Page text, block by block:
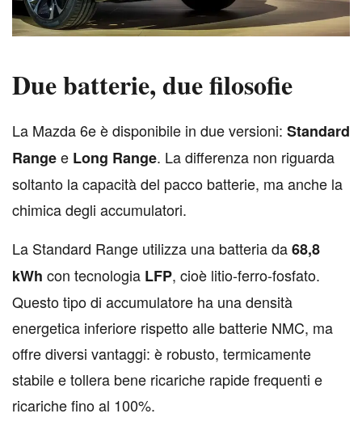
Due batterie, due filosofie
La Mazda 6e è disponibile in due versioni: Standard
Rangee Long Range. La differenza non riguarda
soltanto la capacità del pacco batterie, ma anche la
chimica degli accumulatori.
La Standard Range utilizza una batteria da68,8
kWh con tecnologia LFP, cioè litio-ferro-fosfato.
Questo tipo di accumulatore ha una densità
energetica inferiore rispetto alle batterie NMC, ma
offre diversi vantaggi: è robusto, termicamente
stabile e tollera bene ricariche rapide frequenti e
ricariche fino al 100%.